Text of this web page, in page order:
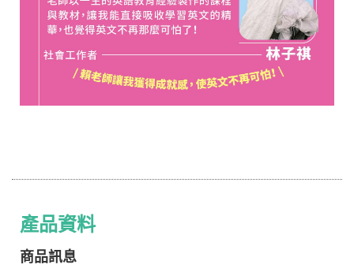
產品資料
商品訊息